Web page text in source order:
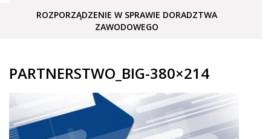
ROZPORZĄDZENIE W SPRAWIE DORADZTWA
ZAWODOWEGO
PARTNERSTWO_BIG-380×214